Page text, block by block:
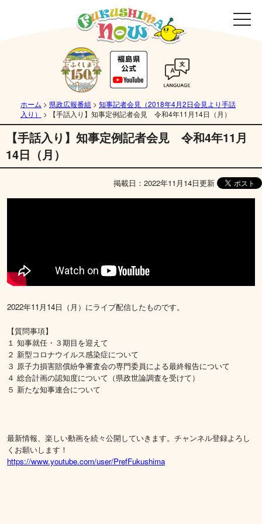
ホーム > 県政広報番組 > 知事記者会見（2018年4月2日会見より手話
入り）
> 【手話入り】知事定例記者会見 令和4年11月14日（月）
【手話入り】知事定例記者会見 令和4年11月
14日（月）
掲載日：2022年11月14日更新
2022年11月14日（月）にライブ配信したものです。
【質問事項】
１ 知事就任・３期目を迎えて
２ 新型コロナウイルス感染症について
３ 原子力損害賠償紛争審査会の専門委員による最終報告について
４ 総合計画の認知度について（県政世論調査を受けて）
５ 新たな知事連合について
最新情報、楽しい動画を続々公開していきます。チャンネル登録よろし
くお願いします！
https://www.youtube.com/user/PrefFukushima